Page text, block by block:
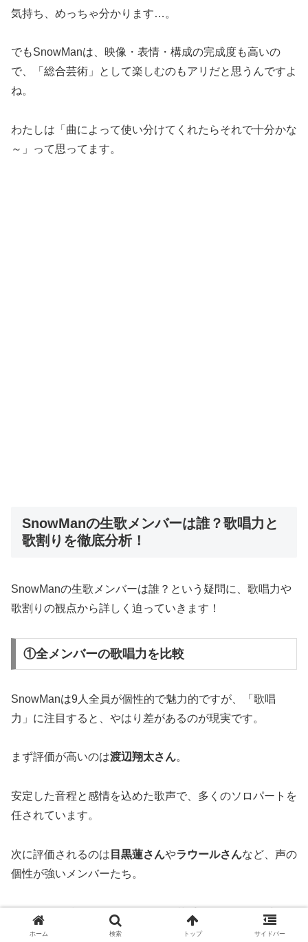
気持ち、めっちゃ分かります…。
でもSnowManは、映像・表情・構成の完成度も高いの
で、「総合芸術」として楽しむのもアリだと思うんですよ
ね。
わたしは「曲によって使い分けてくれたらそれで十分かな
～」って思ってます。
SnowManの生歌メンバーは誰？歌唱力と
歌割りを徹底分析！
SnowManの生歌メンバーは誰？という疑問に、歌唱力や
歌割りの観点から詳しく迫っていきます！
①全メンバーの歌唱力を比較
SnowManは9人全員が個性的で魅力的ですが、「歌唱
力」に注目すると、やはり差があるのが現実です。
まず評価が高いのは渡辺翔太さん。
安定した音程と感情を込めた歌声で、多くのソロパートを
任されています。
次に評価されるのは 目黒蓮さんやラウールさんなど、声の
個性が強いメンバーたち。
しかし歌唱技術という面では、「苦手そう…？」と感じさ
せるメンバーも正直います。
ホーム 検索 トップ サイドバー